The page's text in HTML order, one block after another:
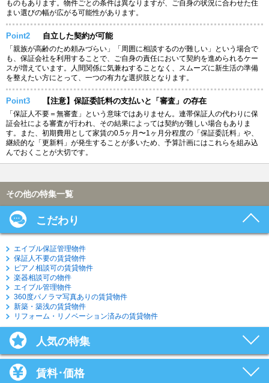
ものもあります。物件ごとの条件は異なりますが、ご自身の状況に合わせた住
まい選びの幅が広がる可能性があります。
Point2 自立した契約が可能
「親族が高齢のため頼みづらい」「周囲に相談するのが難しい」という場合で
も、保証会社を利用することで、ご自身の責任において契約を進められるケー
スが増えています。人間関係に気兼ねすることなく、スムーズに新生活の準備
を整えたい方にとって、一つの有力な選択肢となります。
Point3 【注意】保証委託料の支払いと「審査」の存在
「保証人不要＝無審査」という意味ではありません。連帯保証人の代わりに保
証会社による審査が行われ、その結果によっては契約が難しい場合もありま
す。また、初期費用として家賃の0.5ヶ月〜1ヶ月分程度の「保証委託料」や、
継続的な「更新料」が発生することが多いため、予算計画にはこれらを組み込
んでおくことが大切です。
その他の特集一覧
こだわり
エイブル保証管理物件
保証人不要の賃貸物件
ピアノ相談可の賃貸物件
楽器相談可の物件
エイブル管理物件
360度パノラマ写真ありの賃貸物件
新築・築浅の賃貸物件
リフォーム・リノベーション済みの賃貸物件
人気の特集
賃料･価格